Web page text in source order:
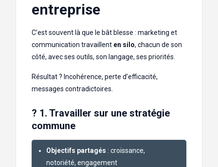
entreprise
C’est souvent là que le bât blesse : marketing et
communication travaillent en silo, chacun de son
côté, avec ses outils, son langage, ses priorités.
Résultat ? Incohérence, perte d’efficacité,
messages contradictoires.
? 1. Travailler sur une stratégie
commune
Objectifs partagés : croissance,
notoriété, engagement